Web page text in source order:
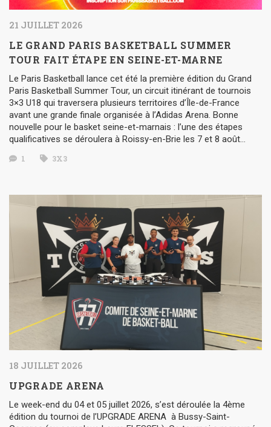
21 JUILLET 2026
LE GRAND PARIS BASKETBALL SUMMER
TOUR FAIT ÉTAPE EN SEINE-ET-MARNE
Le Paris Basketball lance cet été la première édition du Grand
Paris Basketball Summer Tour, un circuit itinérant de tournois
3×3 U18 qui traversera plusieurs territoires d’Île-de-France
avant une grande finale organisée à l’Adidas Arena. Bonne
nouvelle pour le basket seine-et-marnais : l’une des étapes
qualificatives se déroulera à Roissy-en-Brie les 7 et 8 août…
1 3X3
18 JUILLET 2026
UPGRADE ARENA
Le week-end du 04 et 05 juillet 2026, s’est déroulée la 4ème
édition du tournoi de l’UPGRADE ARENA à Bussy-Saint-